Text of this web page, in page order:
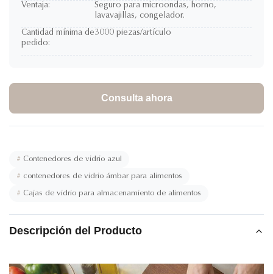
Ventaja:
Seguro para microondas, horno,
lavavajillas, congelador.
Cantidad mínima de
pedido:
3000 piezas/artículo
Consulta ahora
# Contenedores de vidrio azul
# contenedores de vidrio ámbar para alimentos
# Cajas de vidrio para almacenamiento de alimentos
Descripción del Producto